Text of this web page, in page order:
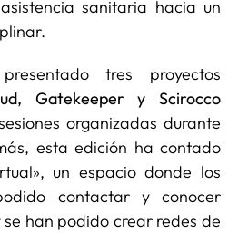
sanitaria hacia un
tres proyectos
Gatekeeper y Scirocco
organizadas durante
esta edición ha contado
un espacio donde los
contactar y conocer
han podido crear redes de